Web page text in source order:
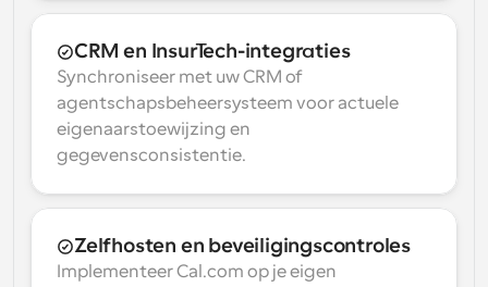
CRM en InsurTech-integraties
Synchroniseer met uw CRM of
agentschapsbeheersysteem voor actuele
eigenaarstoewijzing en
gegevensconsistentie.
Zelfhosten en beveiligingscontroles
Implementeer Cal.com op je eigen